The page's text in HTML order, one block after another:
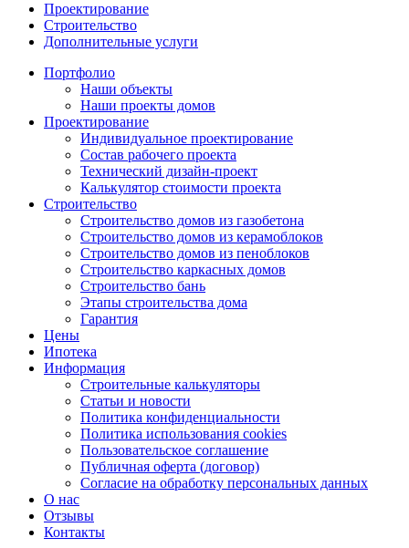
Проектирование
Строительство
Дополнительные услуги
Портфолио
Наши объекты
Наши проекты домов
Проектирование
Индивидуальное проектирование
Состав рабочего проекта
Технический дизайн-проект
Калькулятор стоимости проекта
Строительство
Строительство домов из газобетона
Строительство домов из керамоблоков
Строительство домов из пеноблоков
Строительство каркасных домов
Строительство бань
Этапы строительства дома
Гарантия
Цены
Ипотека
Информация
Строительные калькуляторы
Статьи и новости
Политика конфиденциальности
Политика использования cookies
Пользовательское соглашение
Публичная оферта (договор)
Согласие на обработку персональных данных
О нас
Отзывы
Контакты